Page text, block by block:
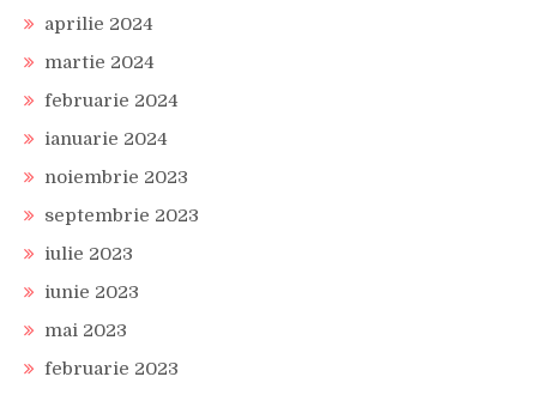
aprilie 2024
martie 2024
februarie 2024
ianuarie 2024
noiembrie 2023
septembrie 2023
iulie 2023
iunie 2023
mai 2023
februarie 2023